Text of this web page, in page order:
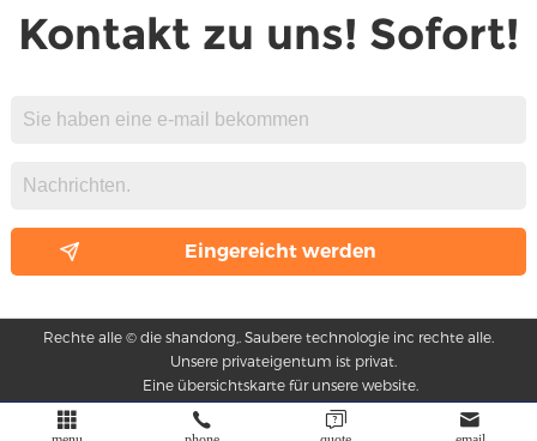
Kontakt zu uns! Sofort!
Rechte alle © die shandong,. Saubere technologie inc rechte alle.
Unsere privateigentum ist privat.
Eine übersichtskarte für unsere website.